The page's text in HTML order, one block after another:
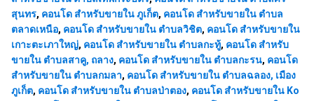
สุนทร, คอนโด สำหรับขายใน ภูเก็ต, คอนโด สำหรับขายใน ตำบล
ตลาดเหนือ, คอนโด สำหรับขายใน ตำบลวิชิต, คอนโด สำหรับขายใน
เกาะตะเภาใหญ่, คอนโด สำหรับขายใน ตำบลกะทู้, คอนโด สำหรับ
ขายใน ตำบลสาคู, ถลาง, คอนโด สำหรับขายใน ตำบลกะรน, คอนโด
สำหรับขายใน ตำบลกมลา, คอนโด สำหรับขายใน ตำบลฉลอง, เมือง
ภูเก็ต, คอนโด สำหรับขายใน ตำบลป่าตอง, คอนโด สำหรับขายใน Ko